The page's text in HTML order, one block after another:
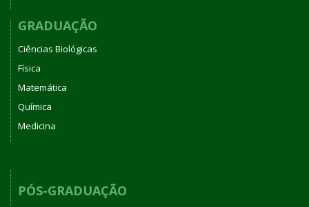
GRADUAÇÃO
Ciências Biológicas
Física
Matemática
Química
Medicina
PÓS-GRADUAÇÃO